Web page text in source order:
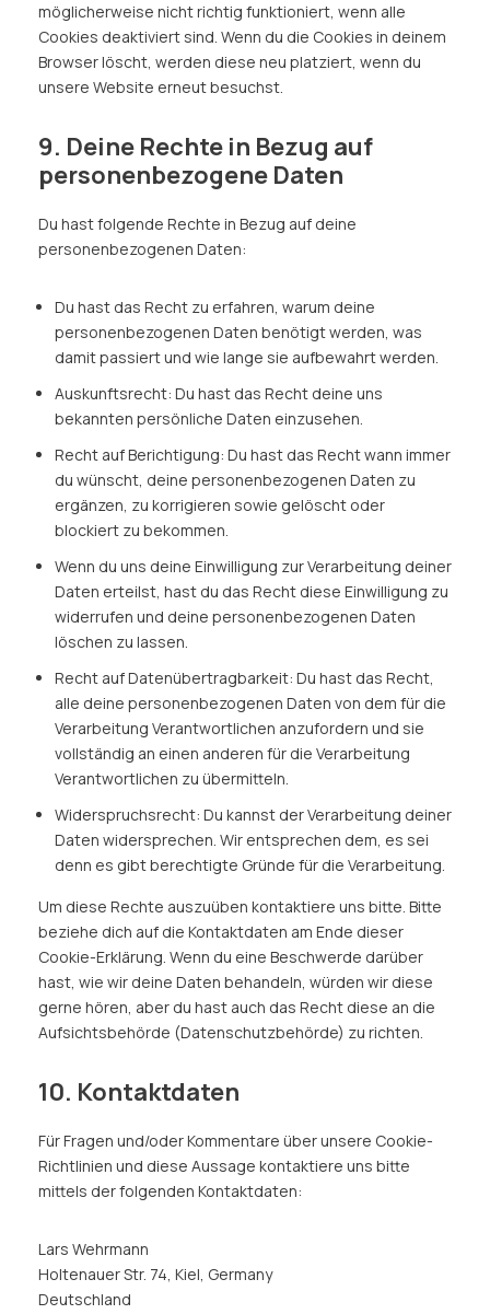
möglicherweise nicht richtig funktioniert, wenn alle
Cookies deaktiviert sind. Wenn du die Cookies in deinem
Browser löscht, werden diese neu platziert, wenn du
unsere Website erneut besuchst.
9. Deine Rechte in Bezug auf
personenbezogene Daten
Du hast folgende Rechte in Bezug auf deine
personenbezogenen Daten:
Du hast das Recht zu erfahren, warum deine
personenbezogenen Daten benötigt werden, was
damit passiert und wie lange sie aufbewahrt werden.
Auskunftsrecht: Du hast das Recht deine uns
bekannten persönliche Daten einzusehen.
Recht auf Berichtigung: Du hast das Recht wann immer
du wünscht, deine personenbezogenen Daten zu
ergänzen, zu korrigieren sowie gelöscht oder
blockiert zu bekommen.
Wenn du uns deine Einwilligung zur Verarbeitung deiner
Daten erteilst, hast du das Recht diese Einwilligung zu
widerrufen und deine personenbezogenen Daten
löschen zu lassen.
Recht auf Datenübertragbarkeit: Du hast das Recht,
alle deine personenbezogenen Daten von dem für die
Verarbeitung Verantwortlichen anzufordern und sie
vollständig an einen anderen für die Verarbeitung
Verantwortlichen zu übermitteln.
Widerspruchsrecht: Du kannst der Verarbeitung deiner
Daten widersprechen. Wir entsprechen dem, es sei
denn es gibt berechtigte Gründe für die Verarbeitung.
Um diese Rechte auszuüben kontaktiere uns bitte. Bitte
beziehe dich auf die Kontaktdaten am Ende dieser
Cookie-Erklärung. Wenn du eine Beschwerde darüber
hast, wie wir deine Daten behandeln, würden wir diese
gerne hören, aber du hast auch das Recht diese an die
Aufsichtsbehörde (Datenschutzbehörde) zu richten.
10. Kontaktdaten
Für Fragen und/oder Kommentare über unsere Cookie-
Richtlinien und diese Aussage kontaktiere uns bitte
mittels der folgenden Kontaktdaten:
Lars Wehrmann
Holtenauer Str. 74, Kiel, Germany
Deutschland